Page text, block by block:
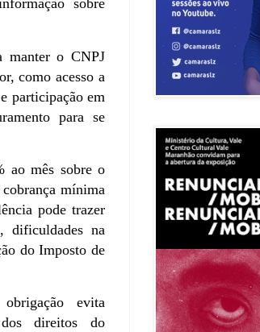
sobre
manter o CNPJ
como acesso a
participação em
para se
ao mês sobre o
mínima
pode trazer
dificuldades na
do Imposto de
evita
direitos do